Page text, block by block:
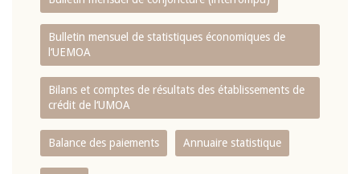
Bulletin mensuel de statistiques économiques de
l‘UEMOA
Bilans et comptes de résultats des établissements de
crédit de l‘UMOA
Balance des paiements Annuaire statistique